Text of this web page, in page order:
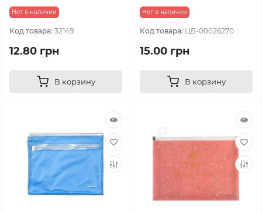
Нет в наличии
Код товара: 32149
12.80 грн
В корзину
Нет в наличии
Код товара: ЦБ-00026270
15.00 грн
В корзину